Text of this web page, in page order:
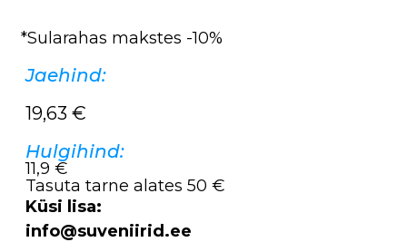
*Sularahas makstes -10%
Jaehind:
19,63 €
Hulgihind:
11,9 €
Tasuta tarne alates 50 €
Küsi lisa:
info@suveniirid.ee